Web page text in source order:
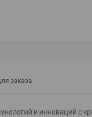
заказа
и инноваций с